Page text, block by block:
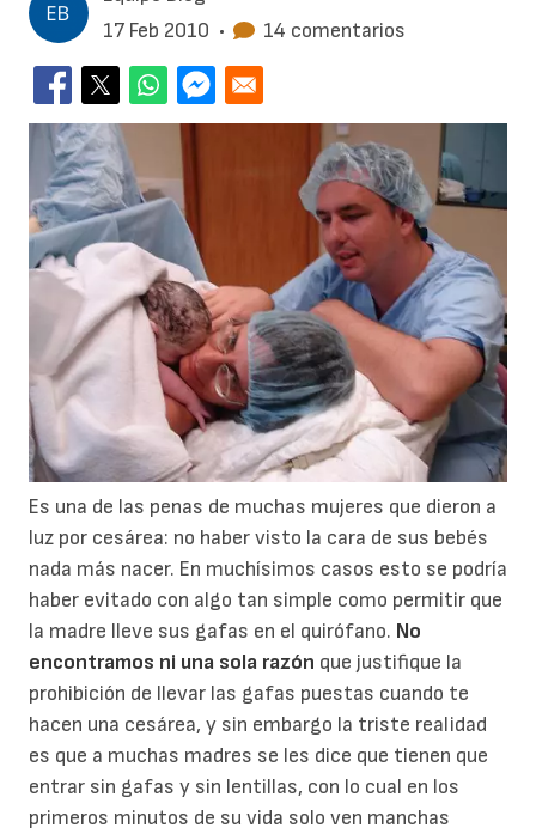
17 Feb 2010 • 14 comentarios
Es una de las penas de muchas mujeres que dieron a
luz por cesárea: no haber visto la cara de sus bebés
nada más nacer. En muchísimos casos esto se podría
haber evitado con algo tan simple como permitir que
la madre lleve sus gafas en el quirófano. No
encontramos ni una sola razón que justifique la
prohibición de llevar las gafas puestas cuando te
hacen una cesárea, y sin embargo la triste realidad
es que a muchas madres se les dice que tienen que
entrar sin gafas y sin lentillas, con lo cual en los
primeros minutos de su vida solo ven manchas